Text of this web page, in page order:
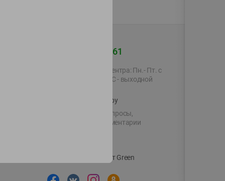
+375 44 560-60-61
Время работы Call-центра: Пн.- Пт. с
09.00 до 17.00, СБ, ВС - выходной
shop@green-market.by
Пишите нам свои вопросы,
предложения и комментарии
Корпоративный сайт Green